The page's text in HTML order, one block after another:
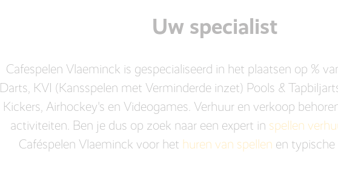
Uw specialist
Cafespelen Vlaeminck is gespecialiseerd in het plaatsen op %
Darts, KVI (Kansspelen met Verminderde inzet) Pools &
Kickers, Airhockey's en Videogames. Verhuur en verkoop
activiteiten. Ben je dus op zoek naar een expert in spellen
Caféspelen Vlaeminck voor het huren van spellen en typische